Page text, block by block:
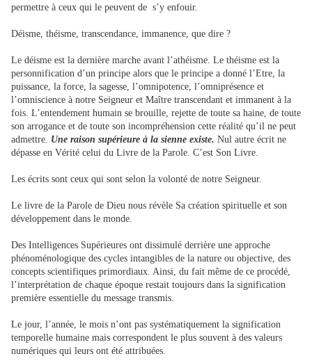
permettre à ceux qui le peuvent de s’y enfouir.
Déisme, théisme, transcendance, immanence, que dire ?
Le déisme est la dernière marche avant l’athéisme. Le théisme est la
personnification d’un principe alors que le principe a donné l’Etre, la
puissance, la force, la sagesse, l’omnipotence, l’omniprésence et
l’omniscience à notre Seigneur et Maître transcendant et immanent à la
fois. L’entendement humain se brouille, rejette de toute sa haine, de toute
son arrogance et de toute son incompréhension cette réalité qu’il ne peut
admettre. Une raison supérieure à la sienne existe. Nul autre écrit ne
dépasse en Vérité celui du Livre de la Parole. C’est Son Livre.
Les écrits sont ceux qui sont selon la volonté de notre Seigneur.
Le livre de la Parole de Dieu nous révèle Sa création spirituelle et son
développement dans le monde.
Des Intelligences Supérieures ont dissimulé derrière une approche
phénoménologique des cycles intangibles de la nature ou objective, des
concepts scientifiques primordiaux. Ainsi, du fait même de ce procédé,
l’interprétation de chaque époque restait toujours dans la signification
première essentielle du message transmis.
Le jour, l’année, le mois n’ont pas systématiquement la signification
temporelle humaine mais correspondent le plus souvent à des valeurs
numériques qui leurs ont été attribuées.